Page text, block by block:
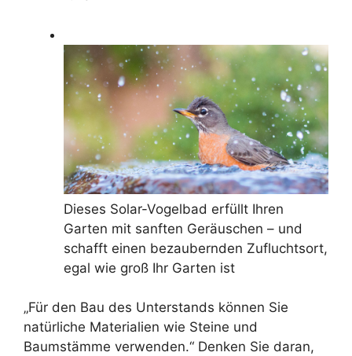
Dieses Solar-Vogelbad erfüllt Ihren
Garten mit sanften Geräuschen – und
schafft einen bezaubernden Zufluchtsort,
egal wie groß Ihr Garten ist
„Für den Bau des Unterstands können Sie
natürliche Materialien wie Steine ​​und
Baumstämme verwenden.“ Denken Sie daran,